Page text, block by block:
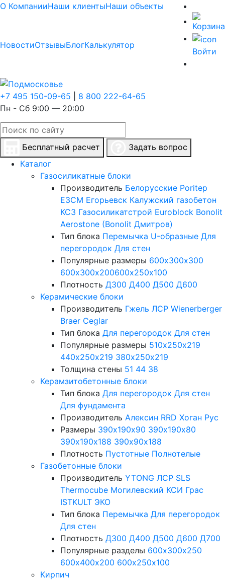
О КомпанииНаши клиентыНаши объекты
НовостиОтзывыБлогКалькулятор
Войти
+7 495 150-09-65
8 800 222-64-65
Пн - Сб 9:00 — 20:00
Бесплатный расчет
Задать вопрос
Каталог
Газосиликатные блоки
Производитель Белорусские Poritep
ЕЗСМ Егорьевск Калужский газобетон
КСЗ Газосиликатстрой Euroblock Bonolit
Aerostone (Bonolit Дмитров)
Тип блока Перемычка U-образные Для
перегородок Для стен
Популярные размеры 600х300х300
600х300х200600х250х100
Плотность Д300 Д400 Д500 Д600
Керамические блоки
Производитель Гжель ЛСР Wienerberger
Braer Ceglar
Тип блока Для перегородок Для стен
Популярные размеры 510х250х219
440х250х219 380х250х219
Толщина стены 51 44 38
Керамзитобетонные блоки
Тип блока Для перегородок Для стен
Для фундамента
Производитель Алексин RRD Хоган Рус
Размеры 390х190х90 390х190х80
390х190х188 390х90х188
Плотность Пустотные Полнотелые
Газобетонные блоки
Производитель YTONG ЛСР SLS
Thermocube Могилевский КСИ Грас
ISTKULT ЭКО
Тип блока Перемычка Для перегородок
Для стен
Плотность Д300 Д400 Д500 Д600 Д700
Популярные разделы 600х300х250
600х400х200 600х250х100
Кирпич